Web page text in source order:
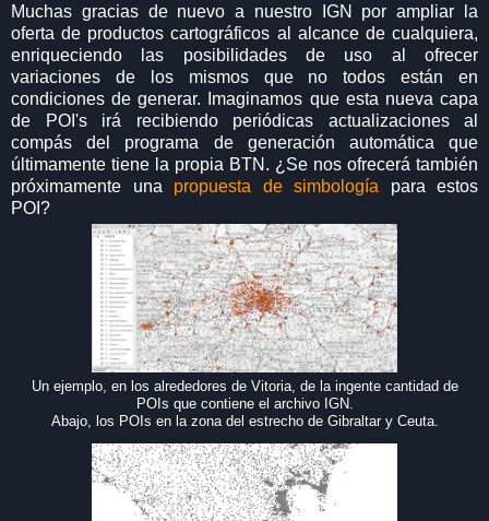
Muchas gracias de nuevo a nuestro IGN por ampliar la
oferta de productos cartográficos al alcance de cualquiera,
enriqueciendo las posibilidades de uso al ofrecer
variaciones de los mismos que no todos están en
condiciones de generar. Imaginamos que esta nueva capa
de POI's irá recibiendo periódicas actualizaciones al
compás del programa de generación automática que
últimamente tiene la propia BTN. ¿Se nos ofrecerá también
próximamente una propuesta de simbología para estos
POI?
Un ejemplo, en los alrededores de Vitoria, de la ingente cantidad de
POIs que contiene el archivo IGN.
Abajo, los POIs en la zona del estrecho de Gibraltar y Ceuta.